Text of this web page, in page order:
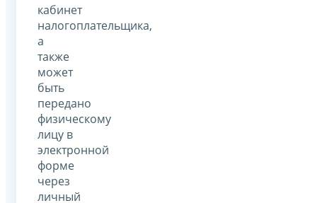
кабинет
налогоплательщика,
а
также
может
быть
передано
физическому
лицу в
электронной
форме
через
личный